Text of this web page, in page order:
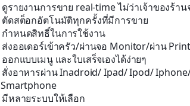
ดูรายงานการขาย real-time ไม่ว่าเจ้าของร้า
ตัดสต็อกอัตโนมัติทุกครั้งที่มีการขาย
กำหนดสิทธิ์ในการใช้งาน
ส่งออเดอร์เข้าครัว/ผ่านจอ Monitor/ผ่าน
ออกแบบเมนู และใบเสร็จเองได้ง่ายๆ
สั่งอาหารผ่าน Inadroid/ Ipad/ Ipod/
Smartphone
มีหลายระบบให้เลือก